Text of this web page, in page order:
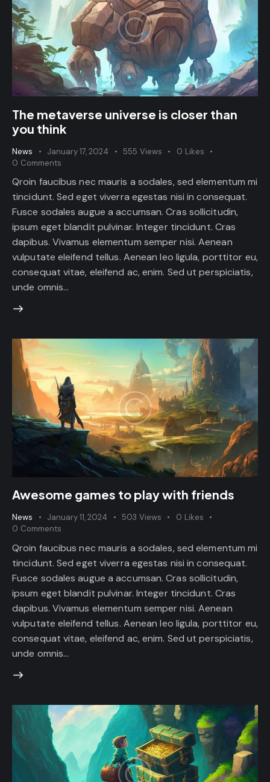
The metaverse universe is closer than
you think
News January 17, 2024 555 Views 0 Likes
0 Comments
Qroin faucibus nec mauris a sodales, sed elementum mi
tincidunt. Sed eget viverra egestas nisi in consequat.
Fusce sodales augue a accumsan. Cras sollicitudin,
ipsum eget blandit pulvinar. Integer tincidunt. Cras
dapibus. Vivamus elementum semper nisi. Aenean
vulputate eleifend tellus. Aenean leo ligula, porttitor eu,
consequat vitae, eleifend ac, enim. Sed ut perspiciatis,
unde omnis…
Awesome games to play with friends
News January 11, 2024 503 Views 0 Likes
0 Comments
Qroin faucibus nec mauris a sodales, sed elementum mi
tincidunt. Sed eget viverra egestas nisi in consequat.
Fusce sodales augue a accumsan. Cras sollicitudin,
ipsum eget blandit pulvinar. Integer tincidunt. Cras
dapibus. Vivamus elementum semper nisi. Aenean
vulputate eleifend tellus. Aenean leo ligula, porttitor eu,
consequat vitae, eleifend ac, enim. Sed ut perspiciatis,
unde omnis…